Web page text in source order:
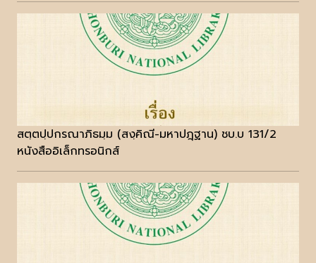
สตฺตปฺปกรณาภิธมฺม (สงฺคิณี-มหาปฎฺฐาน) ชบ.บ 131/2
หนังสืออิเล็กทรอนิกส์